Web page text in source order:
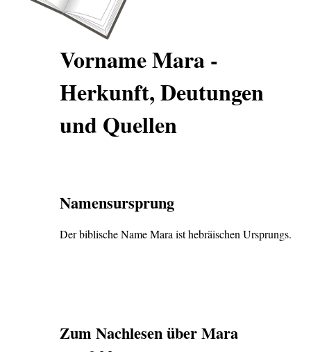
Vorname Mara -
Herkunft, Deutungen
und Quellen
Namensursprung
Der biblische Name Mara ist hebräischen Ursprungs.
Zum Nachlesen über Mara